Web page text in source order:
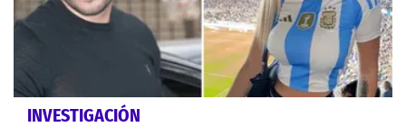
INVESTIGACIÓN